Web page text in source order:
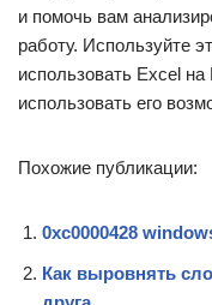
и помочь вам
работу. Используйте
использовать Excel
использовать его
Похожие публикации:
0xc0000428
Как выровнять